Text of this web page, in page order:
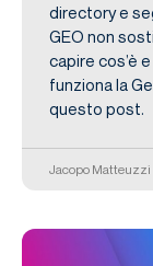
directory e
GEO non
capire cos’è
funziona la
questo post.
Jacopo Matteuzzi